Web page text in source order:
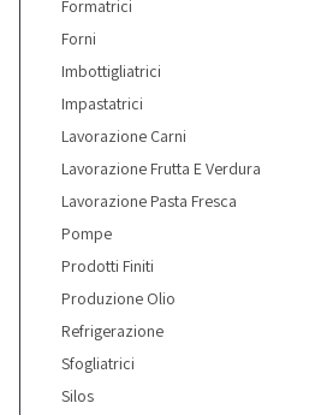
Formatrici
Forni
Imbottigliatrici
Impastatrici
Lavorazione Carni
Lavorazione Frutta E Verdura
Lavorazione Pasta Fresca
Pompe
Prodotti Finiti
Produzione Olio
Refrigerazione
Sfogliatrici
Silos